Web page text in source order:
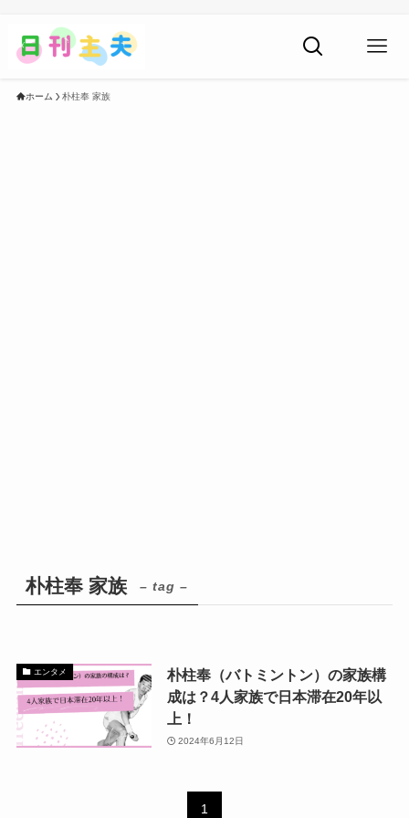
ホーム 朴柱奉 家族
朴柱奉 家族 – tag –
エンタメ
朴柱奉（バトミントン）の家族構
成は？4人家族で日本滞在20年以
上！
2024年6月12日
1